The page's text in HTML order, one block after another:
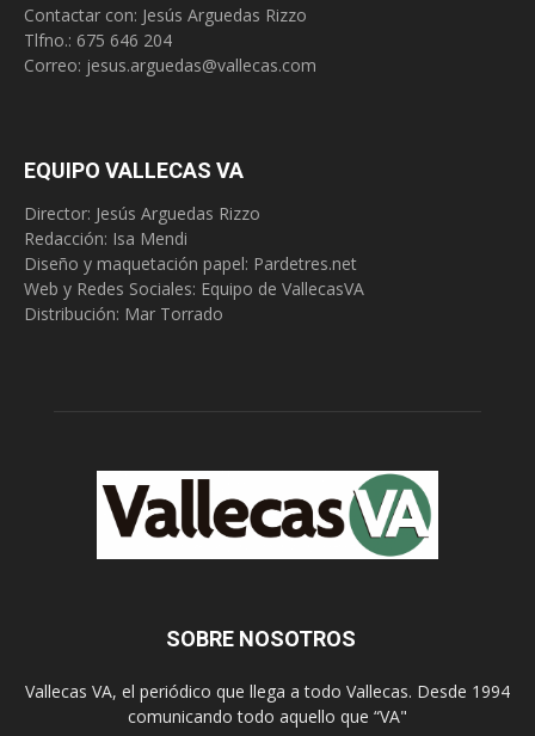
Contactar con: Jesús Arguedas Rizzo
Tlfno.: 675 646 204
Correo: jesus.arguedas@vallecas.com
EQUIPO VALLECAS VA
Director: Jesús Arguedas Rizzo
Redacción: Isa Mendi
Diseño y maquetación papel: Pardetres.net
Web y Redes Sociales: Equipo de VallecasVA
Distribución: Mar Torrado
SOBRE NOSOTROS
Vallecas VA, el periódico que llega a todo Vallecas. Desde 1994
comunicando todo aquello que “VA"